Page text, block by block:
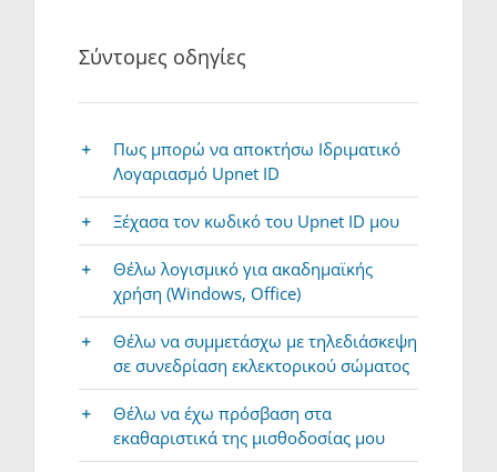
Σύντομες οδηγίες
Πως μπορώ να αποκτήσω Ιδριματικό
Λογαριασμό Upnet ID
Ξέχασα τον κωδικό του Upnet ID μου
Θέλω λογισμικό για ακαδημαϊκής
χρήση (Windows, Office)
Θέλω να συμμετάσχω με τηλεδιάσκεψη
σε συνεδρίαση εκλεκτορικού σώματος
Θέλω να έχω πρόσβαση στα
εκαθαριστικά της μισθοδοσίας μου